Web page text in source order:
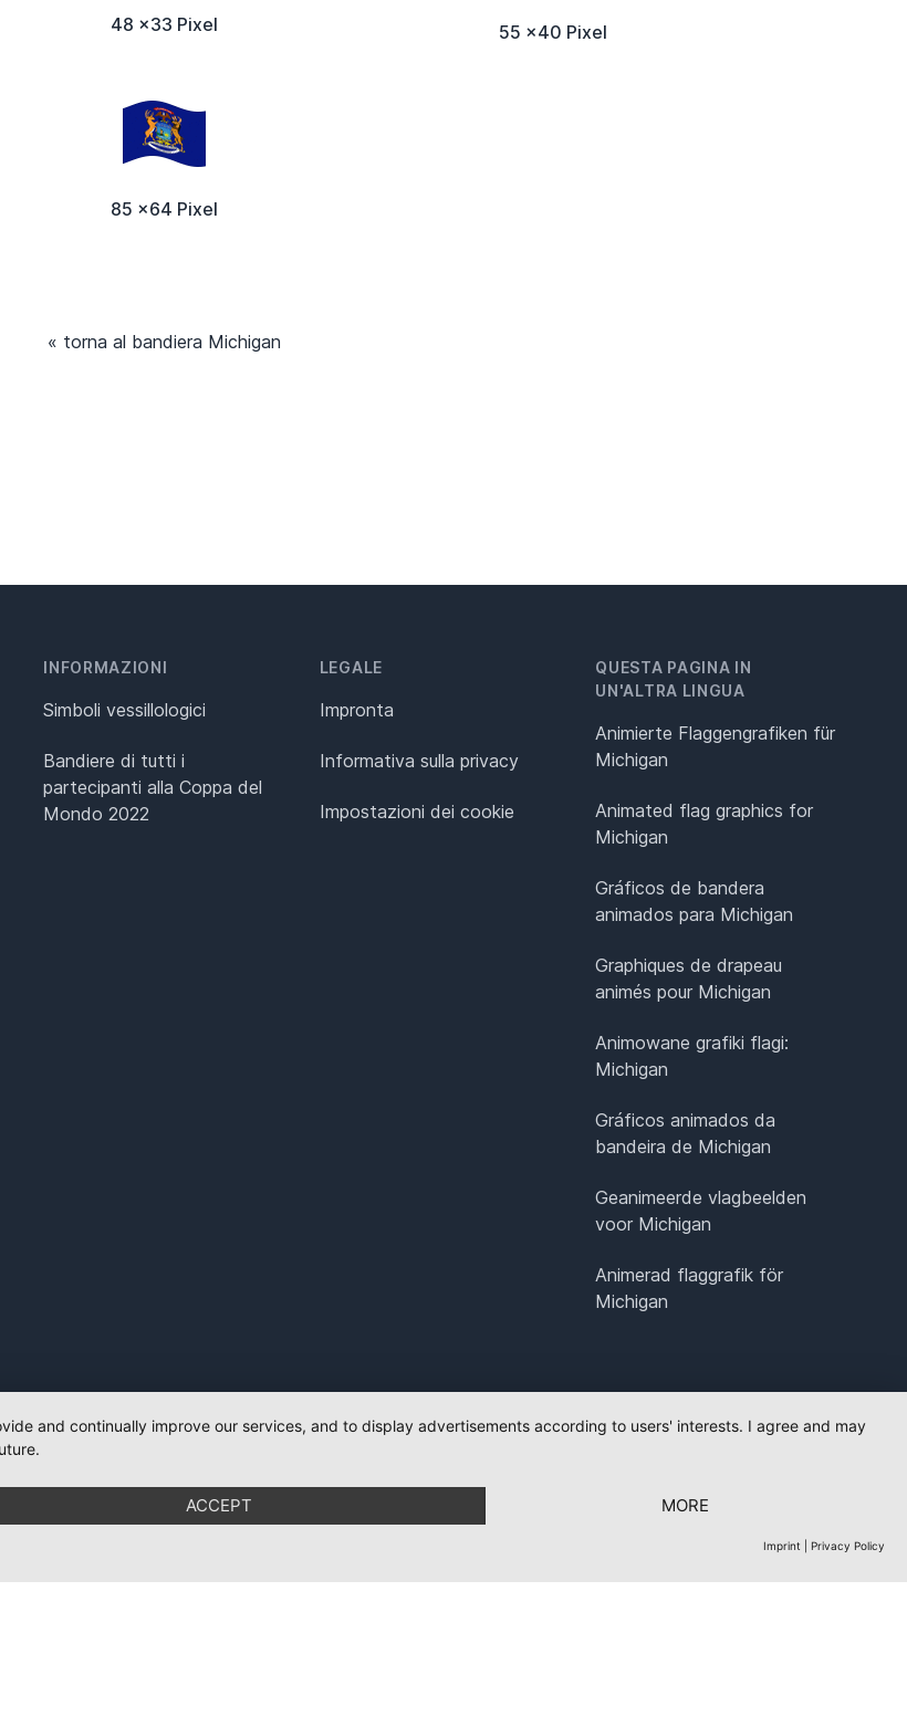
48 x33 Pixel 55 x40 Pixel
85 x64 Pixel
« torna al bandiera Michigan
INFORMAZIONI
Simboli vessillologici
Bandiere di tutti i
partecipanti alla Coppa del
Mondo 2022
LEGALE
Impronta
Informativa sulla privacy
Impostazioni dei cookie
QUESTA PAGINA IN
UN'ALTRA LINGUA
Animierte Flaggengrafiken für
Michigan
Animated flag graphics for
Michigan
Gráficos de bandera
animados para Michigan
Graphiques de drapeau
animés pour Michigan
Animowane grafiki flagi:
Michigan
Gráficos animados da
bandeira de Michigan
Geanimeerde vlagbeelden
voor Michigan
Animerad flaggrafik för
Michigan
and continually improve our services, and to display advertisements according to users' interests. I agree and may
ACCEPT MORE
Imprint Privacy Policy